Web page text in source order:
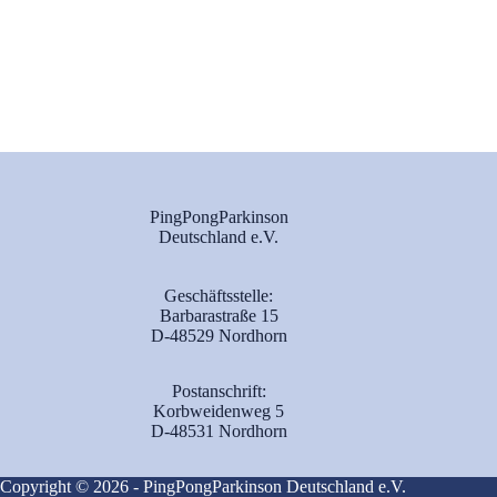
PingPongParkinson
Deutschland e.V.
Geschäftsstelle:
Barbarastraße 15
D-48529 Nordhorn
Postanschrift:
Korbweidenweg 5
D-48531 Nordhorn
Copyright © 2026 - PingPongParkinson Deutschland e.V.